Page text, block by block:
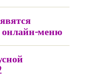
меню